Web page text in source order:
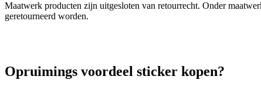
Maatwerk producten zijn uitgesloten van retourrecht. Onder
geretourneerd worden.
Opruimings voordeel sticker kopen?